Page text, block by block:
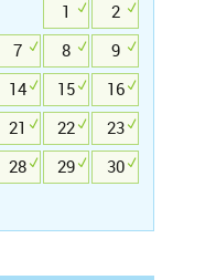
1
2
7 8
9
14 15
16
21 22
23
28 29
30